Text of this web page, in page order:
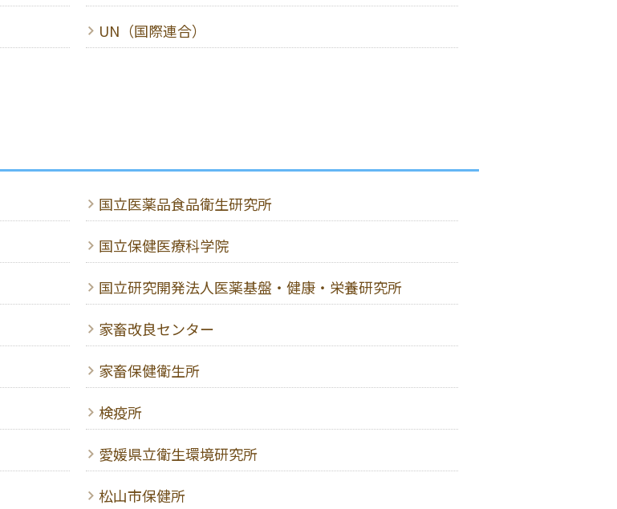
UN（国際連合）
国立医薬品食品衛生研究所
国立保健医療科学院
国立研究開発法人医薬基盤・健康・栄養研究所
家畜改良センター
家畜保健衛生所
検疫所
愛媛県立衛生環境研究所
松山市保健所